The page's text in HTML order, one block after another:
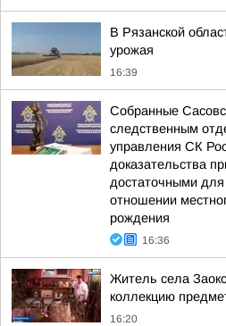
В Рязанской
урожая
16:39
Собранные
следственным
управления СК
доказательства
достаточными
отношении
рождения
16:36
Житель села
коллекцию
16:20